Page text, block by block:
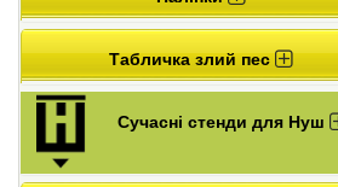
Табличка злий пес
Сучасні стенди для Нуш